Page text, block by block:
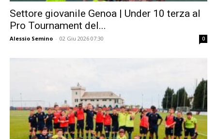
Settore giovanile Genoa | Under 10 terza al
Pro Tournament del...
Alessio Semino - 02 Giu 2026 07:30 0